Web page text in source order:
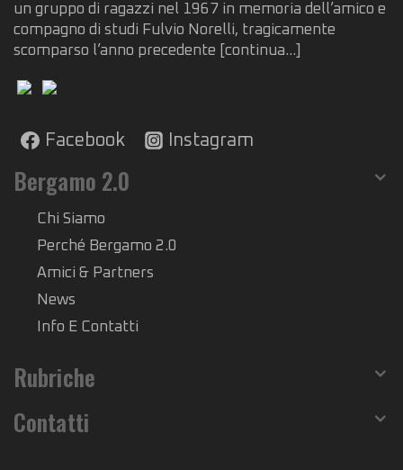
un gruppo di ragazzi nel 1967 in memoria dell’amico e
compagno di studi Fulvio Norelli, tragicamente
scomparso l’anno precedente
[continua...]
Facebook Instagram
Bergamo 2.0
Chi Siamo
Perché Bergamo 2.0
Amici & Partners
News
Info E Contatti
Rubriche
Contatti